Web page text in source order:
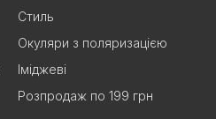
Стиль
Окуляри з поляризацією
Іміджеві
Розпродаж по 199 грн